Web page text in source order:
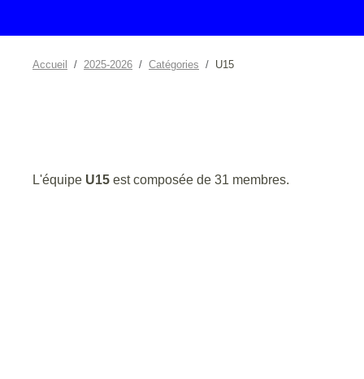
Accueil 2025-2026 Catégories U15
L'équipe U15 est composée de 31 membres.